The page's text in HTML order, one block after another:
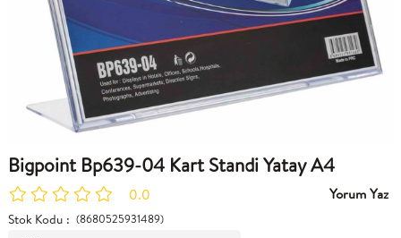
Bigpoint Bp639-04 Kart Standi Yatay A4
0.0 Yorum Yaz
Stok Kodu (8680525931489)